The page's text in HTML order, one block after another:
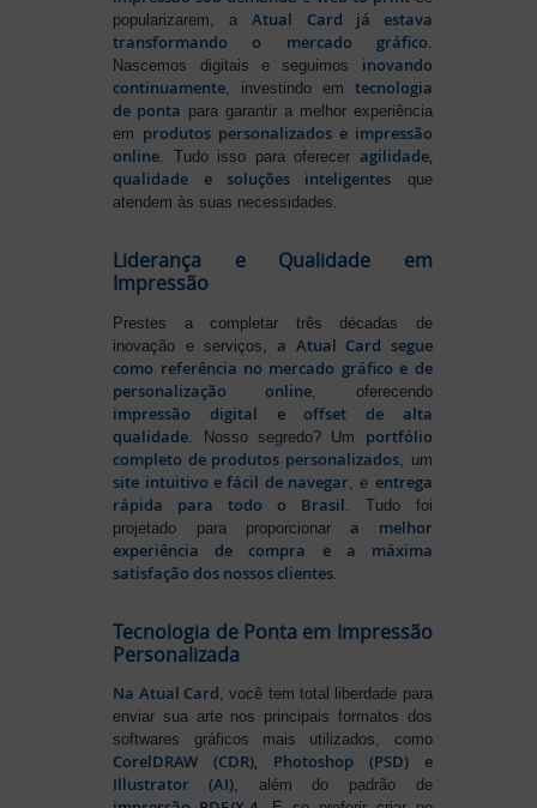
popularizarem, aAtual Card já estava
transformando o mercado gráfico.
Nascemos digitais e seguimos inovando
continuamente, investindo em tecnologia
de ponta para garantir a melhor experiência
em produtos personalizados e impressão
online. Tudo isso para oferecer agilidade,
qualidade e soluções inteligentes que
atendem às suas necessidades.
Liderança e Qualidade em
Impressão
Prestes a completar três décadas de
inovação e serviços,a Atual Card segue
como referência no mercado gráfico e de
personalização online, oferecendo
impressão digital e offset de alta
qualidade . Nosso segredo? Um portfólio
completo de produtos personalizados , um
site intuitivo e fácil de navegar , e entrega
rápida para todo o Brasil . Tudo foi
projetado para proporcionara melhor
experiência de compra e a máxima
satisfação dos nossos clientes
Tecnologia de Ponta em Impressão
Personalizada
Na Atual Card, você tem total liberdade para
enviar sua arte nos principais formatos dos
softwares gráficos mais utilizados, como
CorelDRAW (CDR), Photoshop (PSD) e
Illustrator (AI), além do padrão de